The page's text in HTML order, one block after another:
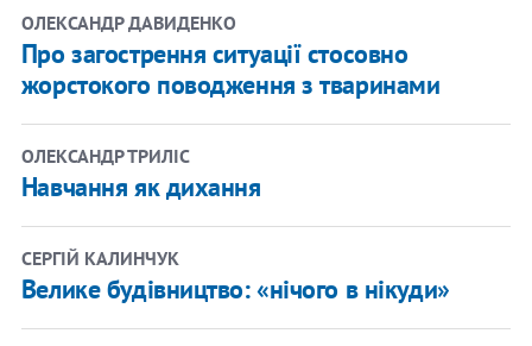
ОЛЕКСАНДР ДАВИДЕНКО
Про загострення ситуації стосовно
жорстокого поводження з тваринами
ОЛЕКСАНДР ТРИЛІС
Навчання як дихання
СЕРГІЙ КАЛИНЧУК
Велике будівництво: «нічого в нікуди»